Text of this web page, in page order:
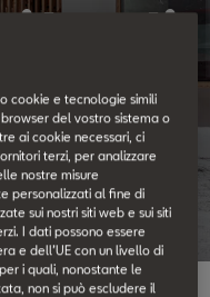
legali
cookie e tecnologie simili
del vostro sistema o
ai cookie necessari, ci
terzi, per analizzare
nostre misure
personalizzati al fine di
sui nostri siti web e sui siti
I dati possono essere
e dell’UE con un livello di
i quali, nonostante le
non si può escludere il